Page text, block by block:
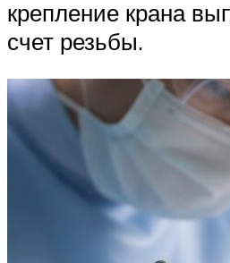
крепление крана
счет резьбы.